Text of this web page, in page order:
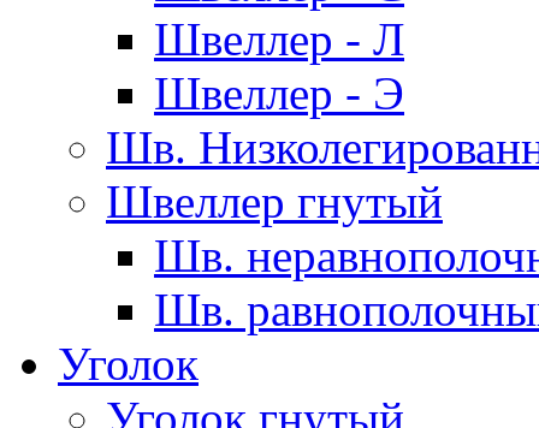
Швеллер - Л
Швеллер - Э
Шв.
Швеллер гнутый
Шв.
Шв.
Уголок